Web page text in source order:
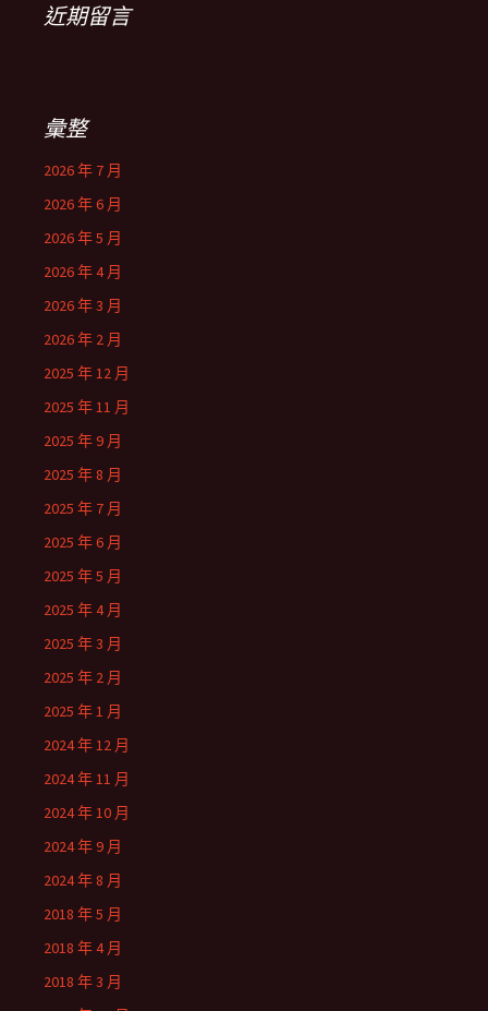
近期留言
彙整
2026 年 7 月
2026 年 6 月
2026 年 5 月
2026 年 4 月
2026 年 3 月
2026 年 2 月
2025 年 12 月
2025 年 11 月
2025 年 9 月
2025 年 8 月
2025 年 7 月
2025 年 6 月
2025 年 5 月
2025 年 4 月
2025 年 3 月
2025 年 2 月
2025 年 1 月
2024 年 12 月
2024 年 11 月
2024 年 10 月
2024 年 9 月
2024 年 8 月
2018 年 5 月
2018 年 4 月
2018 年 3 月